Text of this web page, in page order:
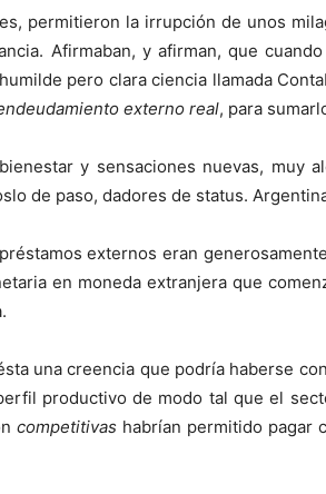
permitieron la irrupción de unos
Afirmaban, y afirman, que
pero clara ciencia llamada
externo real, para
y sensaciones nuevas, muy
de paso, dadores de status.
externos eran
en moneda extranjera que
una creencia que podría haberse
productivo de modo tal que el
competitivas habrían permitido pagar